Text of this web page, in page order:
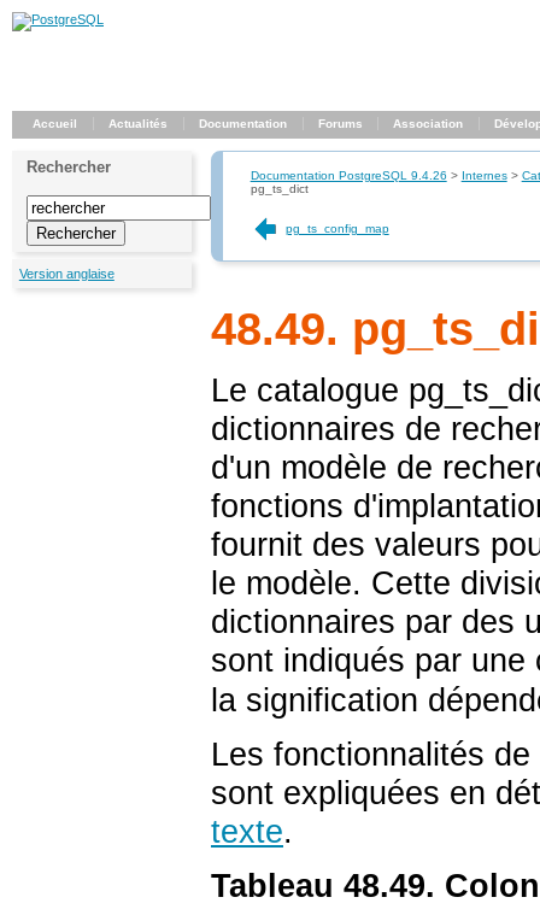
Accueil Actualités Documentation Forums Association
Rechercher
Version anglaise
Documentation PostgreSQL 9.4.26 > Internes>
pg_ts_dict
pg_ts_config_map
48.49.
Le catalogue
dictionnaires de
d'un modèle de
fonctions
fournit des valeurs
le modèle. Cette
dictionnaires par des
sont indiqués par
la signification
Les fonctionnalités
sont expliquées en
texte.
Tableau 48.49.